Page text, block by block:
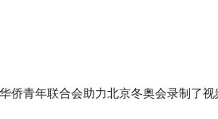
侨青年联合会助力北京冬奥会录制了视